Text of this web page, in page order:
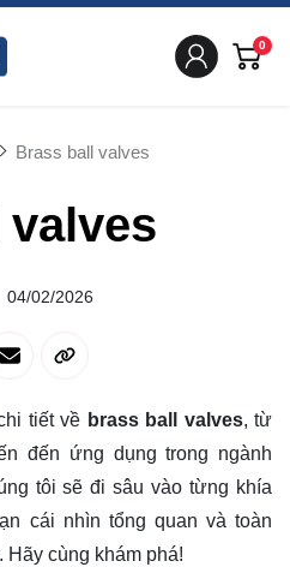
0
Brass ball valves
04/02/2026
tiết về brass ball valves, từ
đến ứng dụng trong ngành
tôi sẽ đi sâu vào từng khía
cái nhìn tổng quan và toàn
Hãy cùng khám phá!